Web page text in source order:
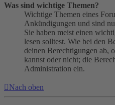
Was sind wichtige Themen?
Wichtige Themen eines
Ankündigungen und sind
Sie haben meist einen
lesen solltest. Wie bei den
deinen Berechtigungen ab,
kannst oder nicht; die
Administration ein.
Nach oben